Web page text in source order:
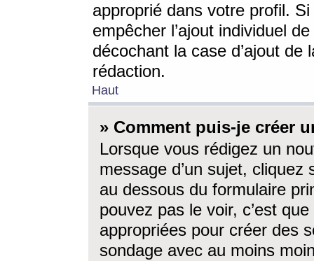
approprié dans votre profil.
empêcher l’ajout individuel
décochant la case d’ajout
rédaction.
Haut
» Comment puis-je créer
Lorsque vous rédigez un
message d’un sujet, cliquez
au dessous du formulaire
pouvez pas le voir, c’est
appropriées pour créer des
sondage avec au moins